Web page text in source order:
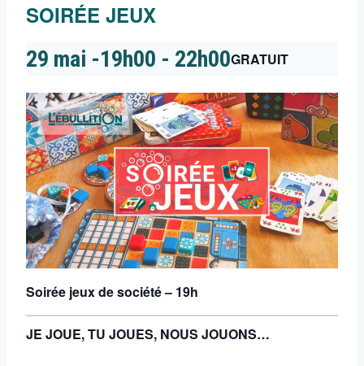
SOIRÉE JEUX
29 mai -19h00 - 22h00GRATUIT
Soirée jeux de société – 19h
JE JOUE, TU JOUES, NOUS JOUONS…